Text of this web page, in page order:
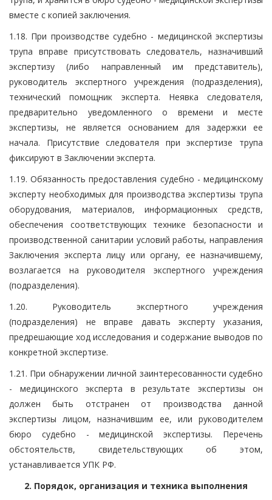
вместе с копией заключения.
1.18. При производстве судебно - медицинской экспертизы
трупа вправе присутствовать следователь, назначивший
экспертизу (либо направленный им представитель),
руководитель экспертного учреждения (подразделения),
технический помощник эксперта. Неявка следователя,
предварительно уведомленного о времени и месте
экспертизы, не является основанием для задержки ее
начала. Присутствие следователя при экспертизе трупа
фиксируют в Заключении эксперта.
1.19. Обязанность предоставления судебно - медицинскому
эксперту необходимых для производства экспертизы трупа
оборудования, материалов, информационных средств,
обеспечения соответствующих технике безопасности и
производственной санитарии условий работы, направления
Заключения эксперта лицу или органу, ее назначившему,
возлагается на руководителя экспертного учреждения
(подразделения).
1.20. Руководитель экспертного учреждения
(подразделения) не вправе давать эксперту указания,
предрешающие ход исследования и содержание выводов по
конкретной экспертизе.
1.21. При обнаружении личной заинтересованности судебно
- медицинского эксперта в результате экспертизы он
должен быть отстранен от производства данной
экспертизы лицом, назначившим ее, или руководителем
бюро судебно - медицинской экспертизы. Перечень
обстоятельств, свидетельствующих об этом,
устанавливается УПК РФ.
2. Порядок, организация и техника выполнения